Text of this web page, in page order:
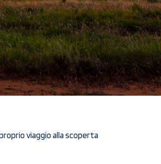
viaggio alla scoperta